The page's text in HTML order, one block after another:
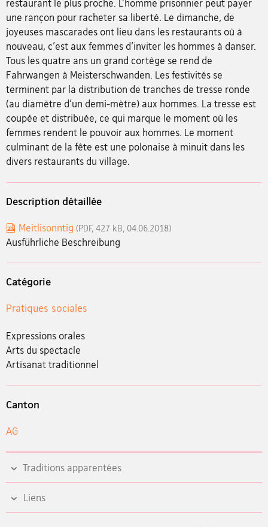
restaurant le plus proche. L'homme prisonnier peut payer
une rançon pour racheter sa liberté. Le dimanche, de
joyeuses mascarades ont lieu dans les restaurants où à
nouveau, c'est aux femmes d'inviter les hommes à danser.
Tous les quatre ans un grand cortège se rend de
Fahrwangen à Meisterschwanden. Les festivités se
terminent par la distribution de tranches de tresse ronde
(au diamètre d'un demi-mètre) aux hommes. La tresse est
coupée et distribuée, ce qui marque le moment où les
femmes rendent le pouvoir aux hommes. Le moment
culminant de la fête est une polonaise à minuit dans les
divers restaurants du village.
Description détaillée
Meitlisonntig (PDF, 427 kB, 04.06.2018)
Ausführliche Beschreibung
Catégorie
Pratiques sociales
Expressions orales
Arts du spectacle
Artisanat traditionnel
Canton
AG
Traditions apparentées
Liens